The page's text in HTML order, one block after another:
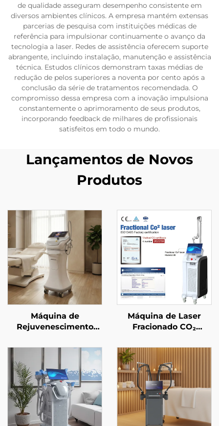
de qualidade asseguram desempenho consistente em
diversos ambientes clínicos. A empresa mantém extensas
parcerias de pesquisa com instituições médicas de
referência para impulsionar continuamente o avanço da
tecnologia a laser. Redes de assistência oferecem suporte
abrangente, incluindo instalação, manutenção e assistência
técnica. Estudos clínicos demonstram taxas médias de
redução de pelos superiores a noventa por cento após a
conclusão da série de tratamentos recomendada. O
compromisso dessa empresa com a inovação impulsiona
constantemente o aprimoramento de seus produtos,
incorporando feedback de milhares de profissionais
satisfeitos em todo o mundo.
Lançamentos de Novos
Produtos
Máquina de
Rejuvenescimento
Microagulhamento em
Ouro e
Radiofrequência de
Dupla Frequência (1/2
MHz)
Máquina de Laser
Fracionado CO₂
Médico e MMDSAP